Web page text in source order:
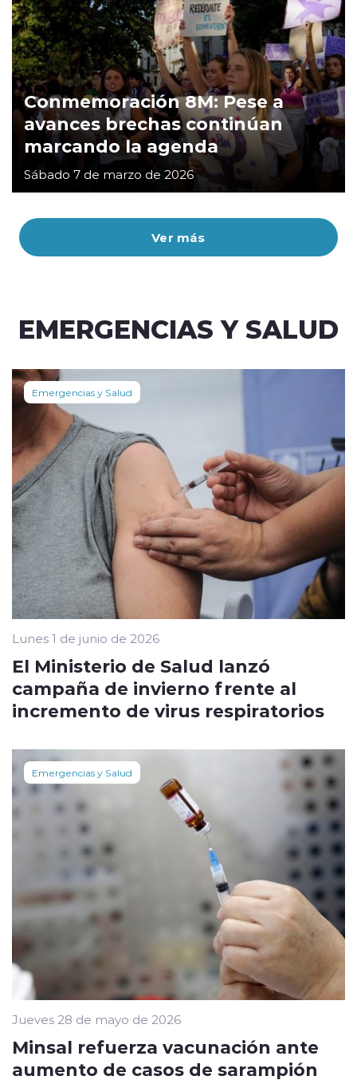
Ver más
Conmemoración 8M: Pese a
avances brechas continúan
marcando la agenda
Sábado 7 de marzo de 2026
EMERGENCIAS Y SALUD
Emergencias y Salud
Lunes 1 de junio de 2026
El Ministerio de Salud lanzó
campaña de invierno frente al
incremento de virus respiratorios
Emergencias y Salud
Jueves 28 de mayo de 2026
Minsal refuerza vacunación ante
aumento de casos de sarampión